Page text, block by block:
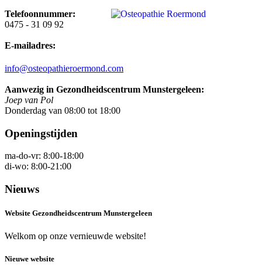
Telefoonnummer:
0475 - 31 09 92
E-mailadres:
info@osteopathieroermond.com
Aanwezig in Gezondheidscentrum Munstergeleen:
Joep van Pol
Donderdag van 08:00 tot 18:00
Openingstijden
ma-do-vr: 8:00-18:00
di-wo: 8:00-21:00
Nieuws
Website Gezondheidscentrum Munstergeleen
Welkom op onze vernieuwde website!
Nieuwe website